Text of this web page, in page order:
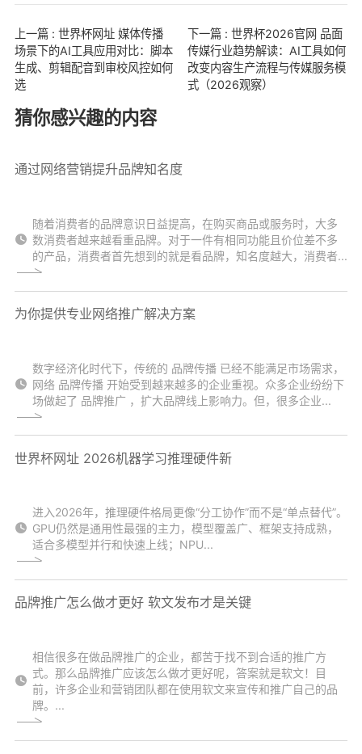
上一篇 : 世界杯网址 媒体传播
场景下的AI工具应用对比：脚本
生成、剪辑配音到审校风控如何
选
下一篇 : 世界杯2026官网 品面
传媒行业趋势解读：AI工具如何
改变内容生产流程与传媒服务模
式（2026观察）
猜你感兴趣的内容
通过网络营销提升品牌知名度
随着消费者的品牌意识日益提高，在购买商品或服务时，大多
数消费者越来越看重品牌。对于一件有相同功能且价位差不多
的产品，消费者首先想到的就是看品牌，知名度越大，消费者...
为你提供专业网络推广解决方案
数字经济化时代下，传统的 品牌传播 已经不能满足市场需求，
网络 品牌传播 开始受到越来越多的企业重视。众多企业纷纷下
场做起了 品牌推广 ，扩大品牌线上影响力。但，很多企业...
世界杯网址 2026机器学习推理硬件新
进入2026年，推理硬件格局更像“分工协作”而不是“单点替代”。
GPU仍然是通用性最强的主力，模型覆盖广、框架支持成熟，
适合多模型并行和快速上线；NPU...
品牌推广怎么做才更好 软文发布才是关键
相信很多在做品牌推广的企业，都苦于找不到合适的推广方
式。那么品牌推广应该怎么做才更好呢，答案就是软文！目
前，许多企业和营销团队都在使用软文来宣传和推广自己的品
牌。...